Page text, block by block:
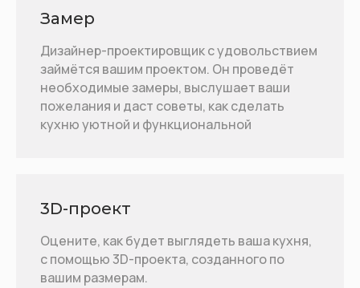
Замер
Дизайнер-проектировщик с удовольствием
займётся вашим проектом. Он проведёт
необходимые замеры, выслушает ваши
пожелания и даст советы, как сделать
кухню уютной и функциональной
3D-проект
Оцените, как будет выглядеть ваша кухня,
с помощью 3D-проекта, созданного по
вашим размерам.